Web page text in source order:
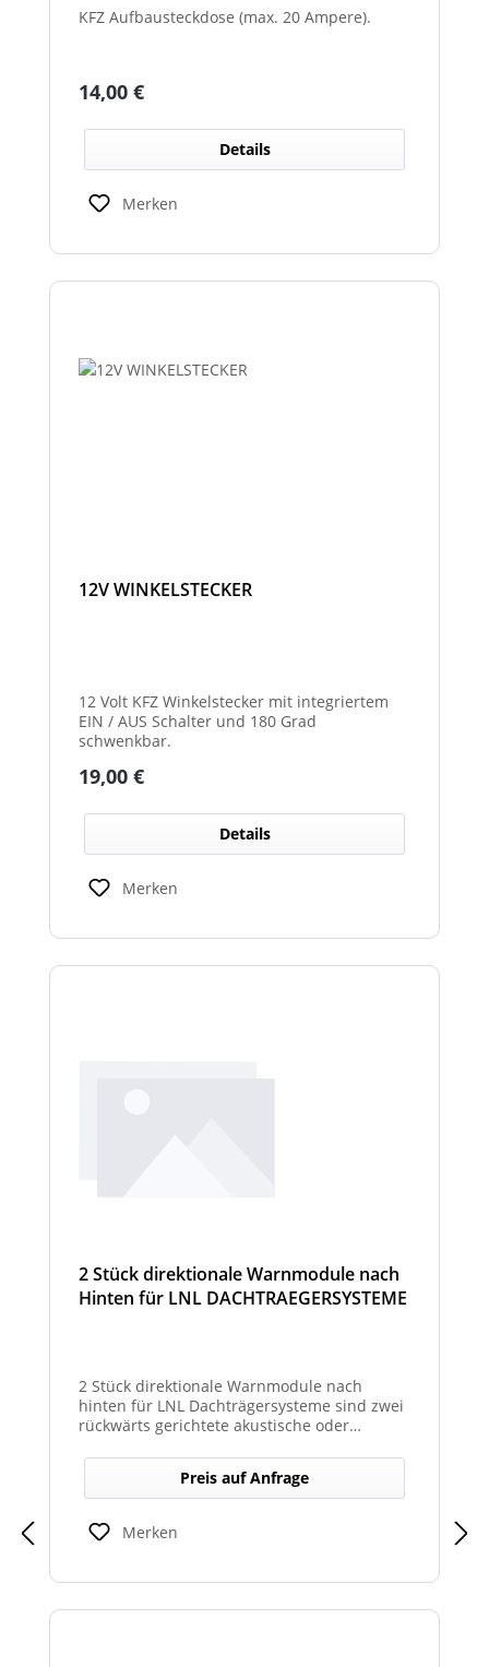
KFZ Aufbausteckdose (max. 20 Ampere).
Regulärer Preis:
14,00 €
Details
Merken
12V WINKELSTECKER
12 Volt KFZ Winkelstecker mit integriertem
EIN / AUS Schalter und 180 Grad
schwenkbar.
Regulärer Preis:
19,00 €
Details
Merken
2 Stück direktionale Warnmodule nach
Hinten für LNL DACHTRAEGERSYSTEME
2 Stück direktionale Warnmodule nach
hinten für LNL Dachträgersysteme sind zwei
rückwärts gerichtete akustische oder
Dachträger, die in Richtung Heck gezielte
Warnsignale abgeben. Sie verbessern die
Sicht- und Hörbarkeit von Warnhinweisen
für den rückwärtigen Bereich und erhöhen
so die Sicherheit bei Rangier- oder
Preis auf Anfrage
Merken